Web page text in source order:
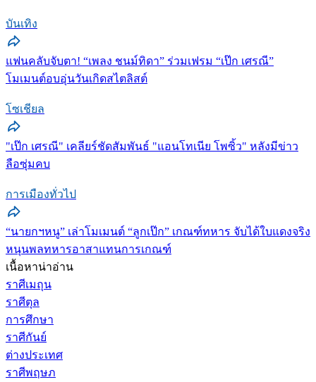
บันเทิง
แฟนคลับจับตา! “เพลง ชนม์ทิดา” ร่วมเฟรม “เป๊ก เศรณี”
โมเมนต์อบอุ่นวันเกิดสไตลิสต์
โซเชียล
"เป๊ก เศรณี" เคลียร์ชัดสัมพันธ์ "แอนโทเนีย โพซิ้ว" หลังมีข่าว
ลือซุ่มคบ
การเมืองทั่วไป
“นายกฯหนู” เล่าโมเมนต์ “ลูกเป๊ก” เกณฑ์ทหาร จับได้ใบแดงจริง
หนุนพลทหารอาสาแทนการเกณฑ์
เนื้อหาน่าอ่าน
ราศีเมถุน
ราศีตุล
การศึกษา
ราศีกันย์
ต่างประเทศ
ราศีพฤษภ